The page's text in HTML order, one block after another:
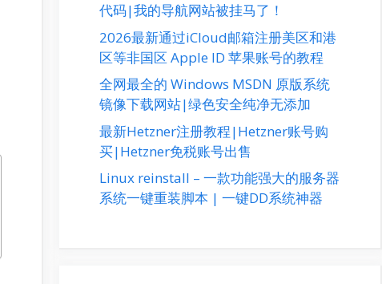
代码|我的导航网站被挂马了！
2026最新通过iCloud邮箱注册美区和港
区等非国区 Apple ID 苹果账号的教程
全网最全的 Windows MSDN 原版系统
镜像下载网站|绿色安全纯净无添加
最新Hetzner注册教程|Hetzner账号购
买|Hetzner免税账号出售
Linux reinstall – 一款功能强大的服务器
系统一键重装脚本 | 一键DD系统神器